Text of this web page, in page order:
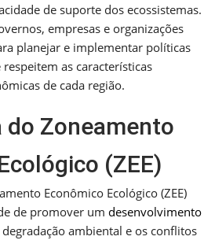
de suporte dos ecossistemas.
empresas e organizações
planejar e implementar políticas
as características
de cada região.
Zoneamento
(ZEE)
Econômico Ecológico (ZEE)
de promover um desenvolvimento
ambiental e os conflitos